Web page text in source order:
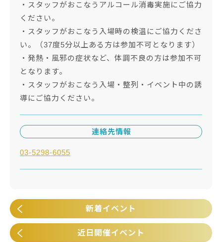
・スタッフがおこなうアルコール消毒実施にご協力
ください。
・スタッフがおこなう入場時の検温にご協力くださ
い。（37度5分以上ある方は参加不可となります）
・発熱・風邪の症状など、体調不良の方は参加不可
となります。
・スタッフがおこなう入場・整列・イベント中の誘
導にご協力ください。
連絡先情報
03-5298-6055
新着イベント
近日開催イベント